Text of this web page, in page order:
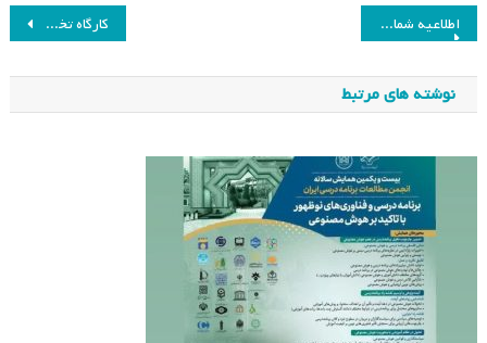
راهبری
نوشته
کارگاه تخصصی «برنامه درسی فعالیت‌محور با قابلیت‌های هوش مصنوعی» اطلاعیه شماره (۷) آغاز زمان انتخابات و رای‌گیری دهمین دوره انتخابات
نوشته های مرتبط